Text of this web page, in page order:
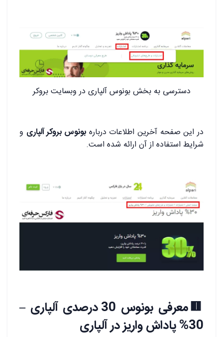
دسترسی به بخش بونوس آلپاری در وبسایت بروکر
در این صفحه آخرین اطلاعات درباره بونوس بروکر آلپاری و
شرایط استفاده از آن ارائه شده است.
🟥معرفی بونوس 30 درصدی آلپاری –
30% پاداش واریز در آلپاری